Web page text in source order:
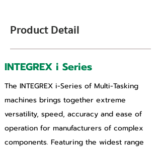
Product Detail
INTEGREX i Series
The INTEGREX i-Series of Multi-Tasking
machines brings together extreme
versatility, speed, accuracy and ease of
operation for manufacturers of complex
components. Featuring the widest range